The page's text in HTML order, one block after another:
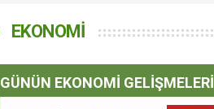
EKONOMİ
GÜNÜN EKONOMİ GELİŞMELERİ